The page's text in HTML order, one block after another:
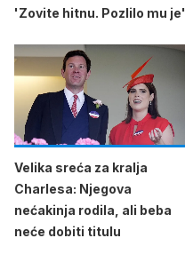
'Zovite hitnu. Pozlilo mu je'
Velika sreća za kralja
Charlesa: Njegova
nećakinja rodila, ali beba
neće dobiti titulu